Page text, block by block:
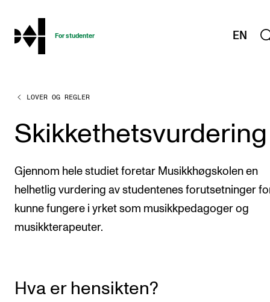
hjem
For studenter EN
STUDIENE
Eksamen, arbeidskrav og vitnemål
Studieplaner og emner
Studiekalender
Tilrettelegging og fritak
Timeplaner og undervisning
Valgemner
KONSERTER
LOVER OG REGLER
Skikkethetsvurdering
Gjennom hele studiet foretar Musikkhøgskolen en
helhetlig vurdering av studentenes forutsetninger
kunne fungere i yrket som musikkpedagoger og
musikkterapeuter.
Hva er hensikten?